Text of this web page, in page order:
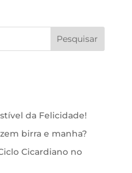
Pesquisar
da Felicidade!
birra e manha?
Cicardiano no